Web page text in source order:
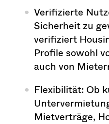
Verifizierte
Sicherheit zu
verifiziert
Profile sowohl
auch von
Flexibilität: Ob
Mietverträge,